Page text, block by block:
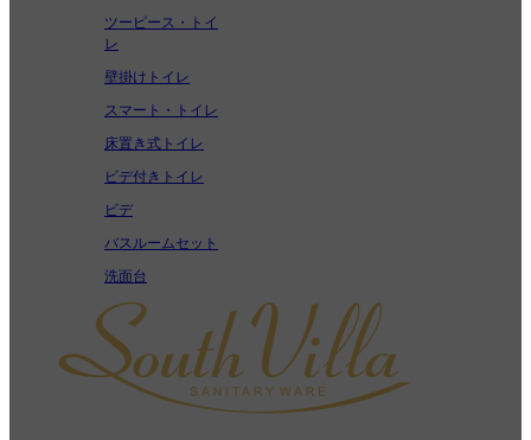
ツーピース・トイ
レ
壁掛けトイレ
スマート・トイレ
床置き式トイレ
ビデ付きトイレ
ビデ
バスルームセット
洗面台